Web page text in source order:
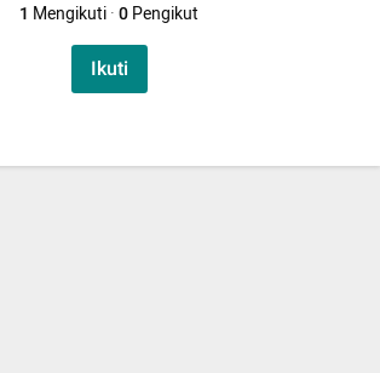
1 Mengikuti·0Pengikut
Ikuti